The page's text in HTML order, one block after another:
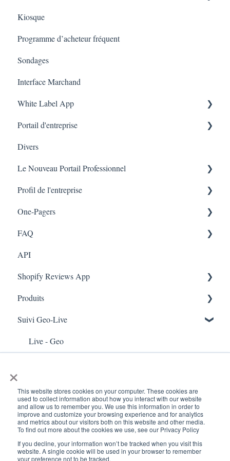
×
This website stores cookies on your computer. These cookies are
used to collect information about how you interact with our website
and allow us to remember you. We use this information in order to
improve and customize your browsing experience and for analytics
and metrics about our visitors both on this website and other media.
To find out more about the cookies we use, see our Privacy Policy
If you decline, your information won’t be tracked when you visit this
website. A single cookie will be used in your browser to remember
your preference not to be tracked.
Judge.me
Amazon Business
Marketing
Employés
Kiosque
Programme d’acheteur fréquent
Sondages
Interface Marchand
White Label App
Code QR -Integration
Portail d'entreprise
Liste des transactions
Branches
Divers
Le Nouveau Portail Professionnel
Marketing
Profil de l'entreprise
Branches
One-Pagers
Marketing
Enquêtes
App Colors
Règles
E-Commerce
Enrôlement
FAQ
FAQ- Lightspeed R Series
Shopify POS
FAQ- Shopify ECOM
Judge.me
QFP - Lightspeed X Series
API
Shopify Reviews App
Paramètres généraux
Reviews Widget
Carrousel des avis
Produits
Ajouter un produit
Suivi Geo-Live
Live - Geo
www.kangaroorewards.com
Copyright © 2026, ©